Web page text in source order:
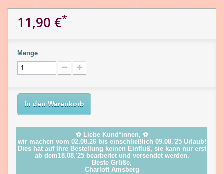
11,90 €*
Menge
In den Warenkorb
✿ Liebe Kund*innen, ✿
wir machen vom 02.08.26 bis einschließlich 09.08.'25 Urlaub!
Dies hat auf Ihre Bestellung keinen Einfluß, sie kann nur erst
ab dem18.08.'25 bearbeitet und versendet werden.
Beste Grüße,
Charlott Amsberg